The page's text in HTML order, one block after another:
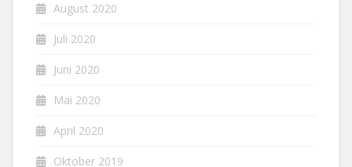
August 2020
Juli 2020
Juni 2020
Mai 2020
April 2020
Oktober 2019